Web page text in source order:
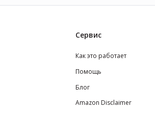
Сервис
Как это работает
Помощь
Блог
Amazon Disclaimer